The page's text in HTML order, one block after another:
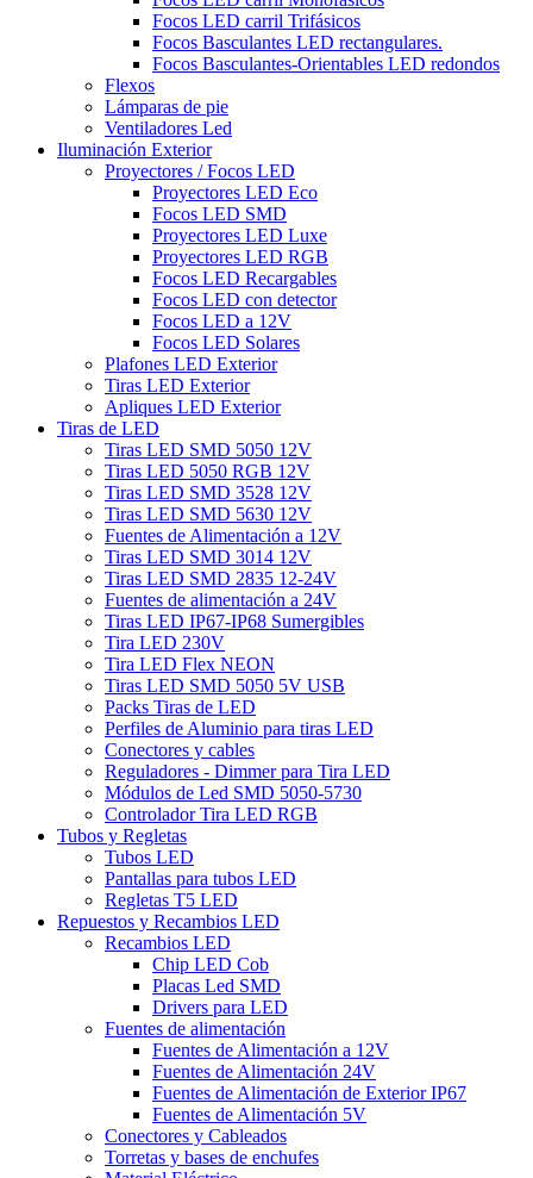
Focos LED carril Trifásicos
Focos Basculantes LED rectangulares.
Focos Basculantes-Orientables LED redondos
Flexos
Lámparas de pie
Ventiladores Led
Iluminación Exterior
Proyectores / Focos LED
Proyectores LED Eco
Focos LED SMD
Proyectores LED Luxe
Proyectores LED RGB
Focos LED Recargables
Focos LED con detector
Focos LED a 12V
Focos LED Solares
Plafones LED Exterior
Tiras LED Exterior
Apliques LED Exterior
Tiras de LED
Tiras LED SMD 5050 12V
Tiras LED 5050 RGB 12V
Tiras LED SMD 3528 12V
Tiras LED SMD 5630 12V
Fuentes de Alimentación a 12V
Tiras LED SMD 3014 12V
Tiras LED SMD 2835 12-24V
Fuentes de alimentación a 24V
Tiras LED IP67-IP68 Sumergibles
Tira LED 230V
Tira LED Flex NEON
Tiras LED SMD 5050 5V USB
Packs Tiras de LED
Perfiles de Aluminio para tiras LED
Conectores y cables
Reguladores - Dimmer para Tira LED
Módulos de Led SMD 5050-5730
Controlador Tira LED RGB
Tubos y Regletas
Tubos LED
Pantallas para tubos LED
Regletas T5 LED
Repuestos y Recambios LED
Recambios LED
Chip LED Cob
Placas Led SMD
Drivers para LED
Fuentes de alimentación
Fuentes de Alimentación a 12V
Fuentes de Alimentación 24V
Fuentes de Alimentación de Exterior IP67
Fuentes de Alimentación 5V
Conectores y Cableados
Torretas y bases de enchufes